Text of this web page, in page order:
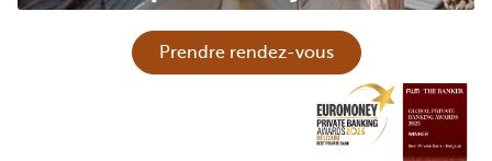
Prendre rendez-vous